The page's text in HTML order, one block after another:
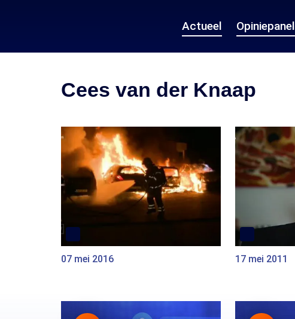
Actueel Opiniepanel
Cees van der Knaap
07 mei 2016 17 mei 2011